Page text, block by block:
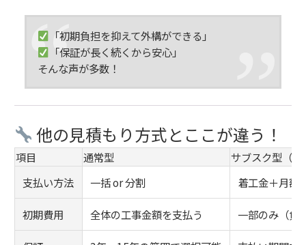
「初期負担を抑えて外構ができる」
「保証が長く続くから安心」
そんな声が多数！
他の見積もり方式とここが違う！
項目 通常型
サブスク型（今
支払い方法
一括 or 分割 着工金＋月額
初期費用 全体の工事金額を支払う 一部のみ（負